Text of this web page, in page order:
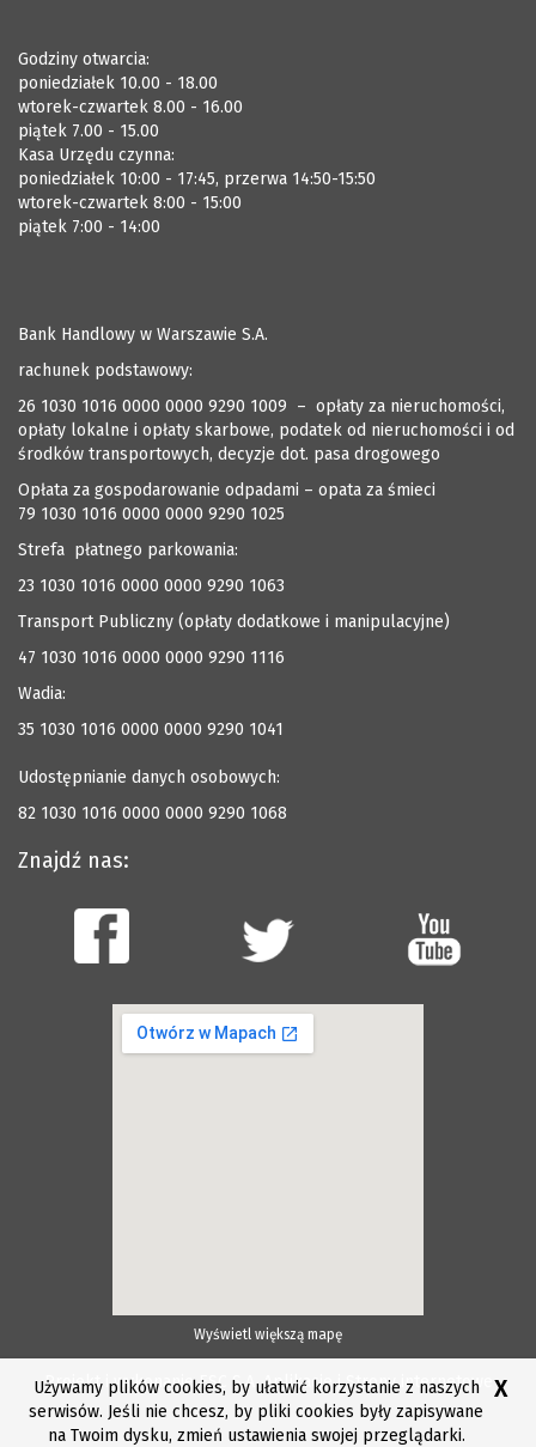
Godziny otwarcia:
poniedziałek 10.00 - 18.00
wtorek-czwartek 8.00 - 16.00
piątek 7.00 - 15.00
Kasa Urzędu czynna:
poniedziałek 10:00 - 17:45, przerwa 14:50-15:50
wtorek-czwartek 8:00 - 15:00
piątek 7:00 - 14:00
Bank Handlowy w Warszawie S.A.
rachunek podstawowy:
26 1030 1016 0000 0000 9290 1009 – opłaty za nieruchomości,
opłaty lokalne i opłaty skarbowe, podatek od nieruchomości i od
środków transportowych, decyzje dot. pasa drogowego
Opłata za gospodarowanie odpadami – opata za śmieci
79 1030 1016 0000 0000 9290 1025
Strefa płatnego parkowania:
23 1030 1016 0000 0000 9290 1063
Transport Publiczny (opłaty dodatkowe i manipulacyjne)
47 1030 1016 0000 0000 9290 1116
Wadia:
35 1030 1016 0000 0000 9290 1041
Udostępnianie danych osobowych:
82 1030 1016 0000 0000 9290 1068
Znajdź nas:
Wyświetl większą mapę
Projekt i wykonanie ESC S.A. Aplikacje i Strony internetowe
Używamy plików cookies, by ułatwić korzystanie z naszych
serwisów. Jeśli nie chcesz, by pliki cookies były zapisywane
na Twoim dysku, zmień ustawienia swojej przeglądarki.
X